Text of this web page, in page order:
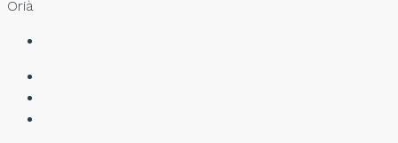
Orià